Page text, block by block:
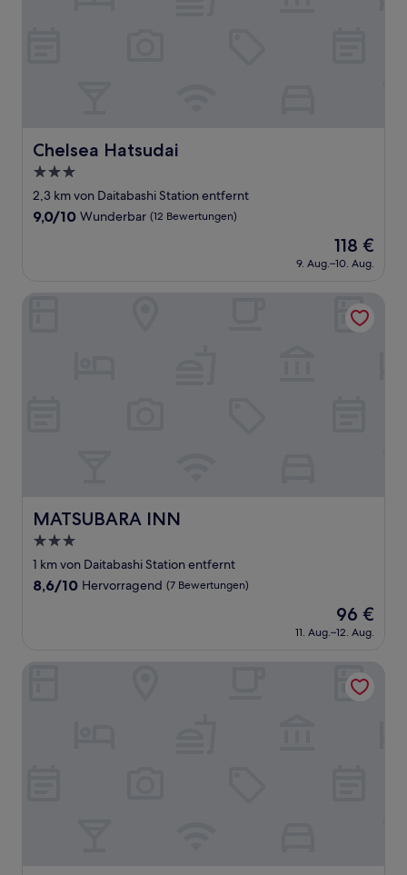
Chelsea Hatsudai
Chelsea Hatsudai
3.0-
Sterne-
Unterkunft
2,3 km von Daitabashi Station entfernt
9.0
Bewertungen)
9,0/10 Wunderbar (12 Bewertungen)
Der
Preis
beträgt
118 €
9. Aug.–10. Aug.
MATSUBARA INN
MATSUBARA INN
3.0-
Sterne-
Unterkunft
1 km von Daitabashi Station entfernt
8.6
Bewertungen)
8,6/10 Hervorragend (7 Bewertungen)
Der
Preis
beträgt
96 €
11. Aug.–12. Aug.